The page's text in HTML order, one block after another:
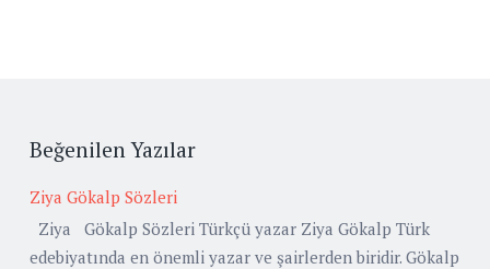
Beğenilen Yazılar
Ziya Gökalp Sözleri
Ziya Gökalp Sözleri Türkçü yazar Ziya Gökalp Türk
edebiyatında en önemli yazar ve şairlerden biridir. Gökalp